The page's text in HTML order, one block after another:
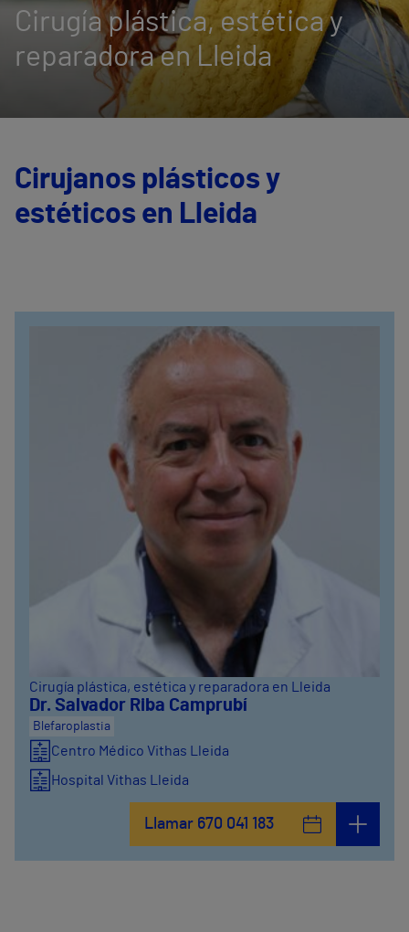
Cirugía plástica, estética y
reparadora en Lleida
Cirujanos plásticos y
estéticos en Lleida
Cirugía plástica, estética y reparadora en Lleida
Dr. Salvador Riba Camprubí
Blefaroplastia
Centro Médico Vithas Lleida
Hospital Vithas Lleida
Llamar 670 041 183